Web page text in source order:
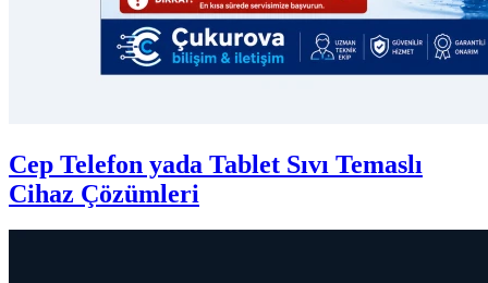
Cep Telefon yada Tablet Sıvı Temaslı
Cihaz Çözümleri